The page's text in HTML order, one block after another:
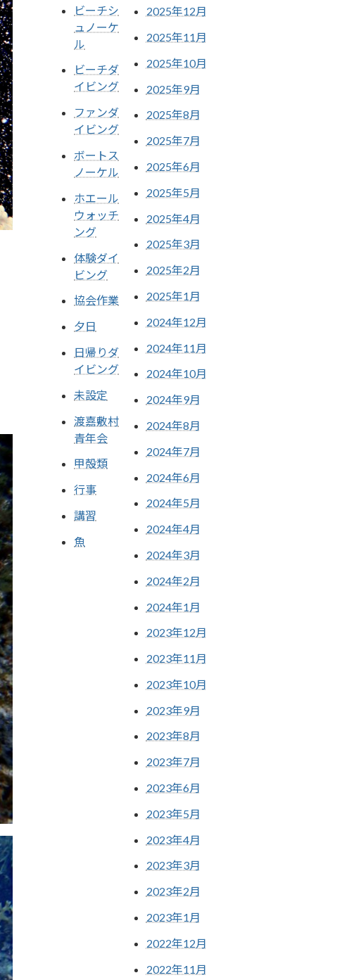
ビーチシ
ュノーケ
ル
ビーチダ
イビング
ファンダ
イビング
ボートス
ノーケル
ホエール
ウォッチ
ング
体験ダイ
ビング
協会作業
夕日
日帰りダ
イビング
未設定
渡嘉敷村
青年会
甲殻類
行事
講習
魚
2025年12月
2025年11月
2025年10月
2025年9月
2025年8月
2025年7月
2025年6月
2025年5月
2025年4月
2025年3月
2025年2月
2025年1月
2024年12月
2024年11月
2024年10月
2024年9月
2024年8月
2024年7月
2024年6月
2024年5月
2024年4月
2024年3月
2024年2月
2024年1月
2023年12月
2023年11月
2023年10月
2023年9月
2023年8月
2023年7月
2023年6月
2023年5月
2023年4月
2023年3月
2023年2月
2023年1月
2022年12月
2022年11月